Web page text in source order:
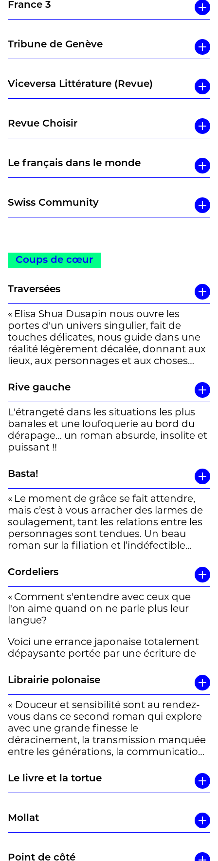
France 3
Tribune de Genève
Viceversa Littérature (Revue)
Revue Choisir
Le français dans le monde
Swiss Community
Coups de cœur
Traversées
« Elisa Shua Dusapin nous ouvre les
portes d'un univers singulier, fait de
touches délicates, nous guide dans une
réalité légèrement décalée, donnant aux
lieux, aux personnages et aux choses
Rive gauche
L'étrangeté dans les situations les plus
banales et une loufoquerie au bord du
dérapage… un roman absurde, insolite et
puissant !!
Basta!
« Le moment de grâce se fait attendre,
mais c’est à vous arracher des larmes de
soulagement, tant les relations entre les
personnages sont tendues. Un beau
roman sur la filiation et l’indéfectible
Cordeliers
« Comment s'entendre avec ceux que
l'on aime quand on ne parle plus leur
langue?
Voici une errance japonaise totalement
dépaysante portée par une écriture de
François
Librairie polonaise
« Douceur et sensibilité sont au rendez-
vous dans ce second roman qui explore
avec une grande finesse le
déracinement, la transmission manquée
entre les générations, la communication
Le livre et la tortue
Mollat
Point de côté